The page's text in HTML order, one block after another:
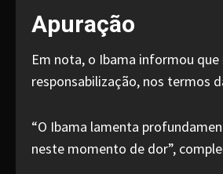
Apuração
Em nota, o Ibama informou
responsabilização, nos termos
“O Ibama lamenta
neste momento de dor”,